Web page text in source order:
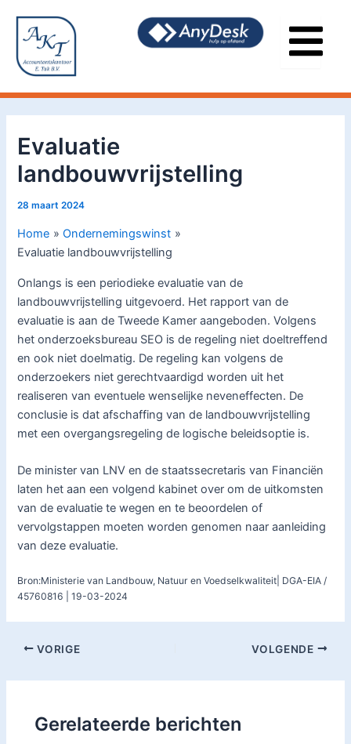
inhoud
Evaluatie
landbouwvrijstelling
28 maart 2024
Home
Ondernemingswinst
Evaluatie landbouwvrijstelling
Onlangs is een periodieke evaluatie van de
landbouwvrijstelling uitgevoerd. Het rapport van de
evaluatie is aan de Tweede Kamer aangeboden. Volgens
het onderzoeksbureau SEO is de regeling niet doeltreffend
en ook niet doelmatig. De regeling kan volgens de
onderzoekers niet gerechtvaardigd worden uit het
realiseren van eventuele wenselijke neveneffecten. De
conclusie is dat afschaffing van de landbouwvrijstelling
met een overgangsregeling de logische beleidsoptie is.
De minister van LNV en de staatssecretaris van Financiën
laten het aan een volgend kabinet over om de uitkomsten
van de evaluatie te wegen en te beoordelen of
vervolgstappen moeten worden genomen naar aanleiding
van deze evaluatie.
Bron:Ministerie van Landbouw, Natuur en Voedselkwaliteit| DGA-EIA /
45760816 | 19-03-2024
navigatie
VORIGE VOLGENDE
Gerelateerde berichten